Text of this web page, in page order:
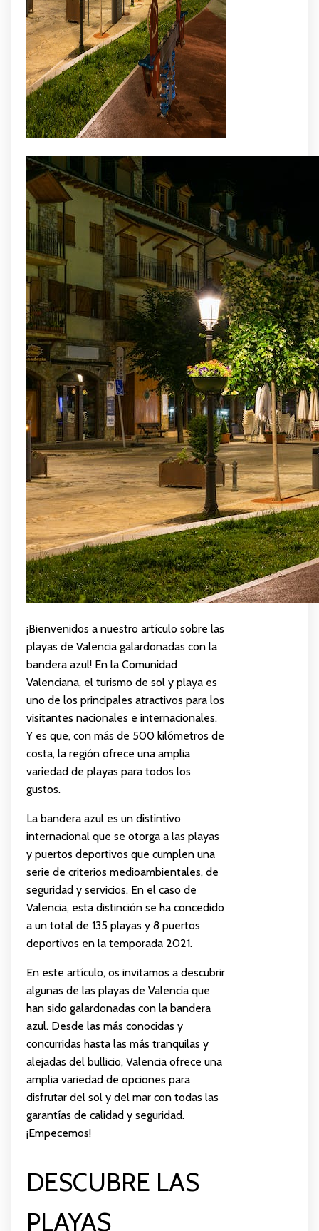
¡Bienvenidos a nuestro artículo sobre las
playas de Valencia galardonadas con la
bandera azul! En la Comunidad
Valenciana, el turismo de sol y playa es
uno de los principales atractivos para los
visitantes nacionales e internacionales.
Y es que, con más de 500 kilómetros de
costa, la región ofrece una amplia
variedad de playas para todos los
gustos.
La bandera azul es un distintivo
internacional que se otorga a las playas
y puertos deportivos que cumplen una
serie de criterios medioambientales, de
seguridad y servicios. En el caso de
Valencia, esta distinción se ha concedido
a un total de 135 playas y 8 puertos
deportivos en la temporada 2021.
En este artículo, os invitamos a descubrir
algunas de las playas de Valencia que
han sido galardonadas con la bandera
azul. Desde las más conocidas y
concurridas hasta las más tranquilas y
alejadas del bullicio, Valencia ofrece una
amplia variedad de opciones para
disfrutar del sol y del mar con todas las
garantías de calidad y seguridad.
¡Empecemos!
DESCUBRE LAS
PLAYAS